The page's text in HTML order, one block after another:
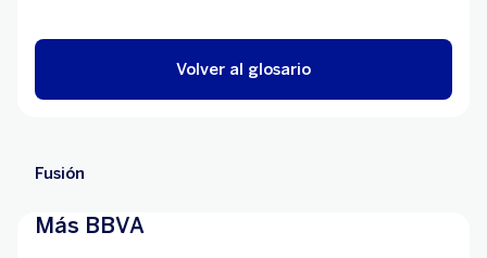
Volver al glosario
Fusión
Más BBVA